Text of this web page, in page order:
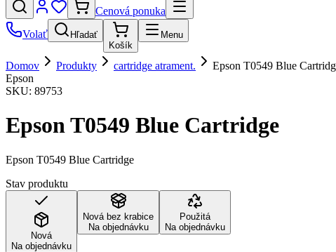
Cenová ponuka
Volať
Hľadať
Košík
Menu
Domov Produkty cartridge atrament.
Epson T0549 Blue
Epson
SKU: 89753
Epson T0549 Blue Cartridge
Epson T0549 Blue Cartridge
Stav produktu
Nová
Na objednávku
Nová bez krabice
Na objednávku
Použitá
Na objednávku